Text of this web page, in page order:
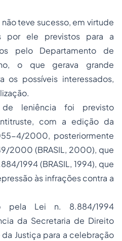
teve sucesso, em virtude
por ele previstos para a
pelo Departamento de
o que gerava grande
os possíveis interessados,
leniência foi previsto
com a edição da
4/2000, posteriormente
2000 (BRASIL, 2000), que
1994 (BRASIL, 1994), que
às infrações contra a
pela Lei n. 8.884/1994
da Secretaria de Direito
Justiça para a celebração